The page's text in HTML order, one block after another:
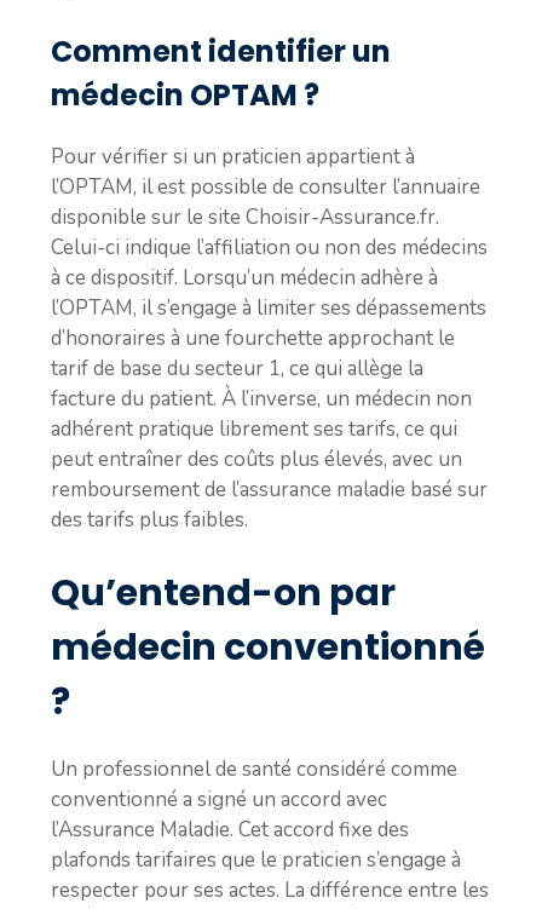
Comment identifier un
médecin OPTAM ?
Pour vérifier si un praticien appartient à
l’OPTAM, il est possible de consulter l’annuaire
disponible sur le site Choisir-Assurance.fr.
Celui-ci indique l’affiliation ou non des médecins
à ce dispositif. Lorsqu’un médecin adhère à
l’OPTAM, il s’engage à limiter ses dépassements
d’honoraires à une fourchette approchant le
tarif de base du secteur 1, ce qui allège la
facture du patient. À l’inverse, un médecin non
adhérent pratique librement ses tarifs, ce qui
peut entraîner des coûts plus élevés, avec un
remboursement de l’assurance maladie basé sur
des tarifs plus faibles.
Qu’entend-on par
médecin conventionné
?
Un professionnel de santé considéré comme
conventionné a signé un accord avec
l’Assurance Maladie. Cet accord fixe des
plafonds tarifaires que le praticien s’engage à
respecter pour ses actes. La différence entre les